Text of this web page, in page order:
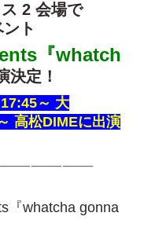
2 会場で
ト
『whatch
決定！
～ 大
高松DIMEに出演
『whatcha gonna